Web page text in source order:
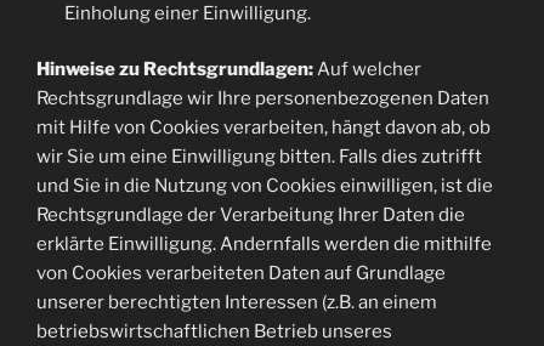
Einholung einer Einwilligung.
Hinweise zu Rechtsgrundlagen:Auf welcher
Rechtsgrundlage wir Ihre personenbezogenen Daten
mit Hilfe von Cookies verarbeiten, hängt davon ab, ob
wir Sie um eine Einwilligung bitten. Falls dies zutrifft
und Sie in die Nutzung von Cookies einwilligen, ist die
Rechtsgrundlage der Verarbeitung Ihrer Daten die
erklärte Einwilligung. Andernfalls werden die mithilfe
von Cookies verarbeiteten Daten auf Grundlage
unserer berechtigten Interessen (z.B. an einem
betriebswirtschaftlichen Betrieb unseres